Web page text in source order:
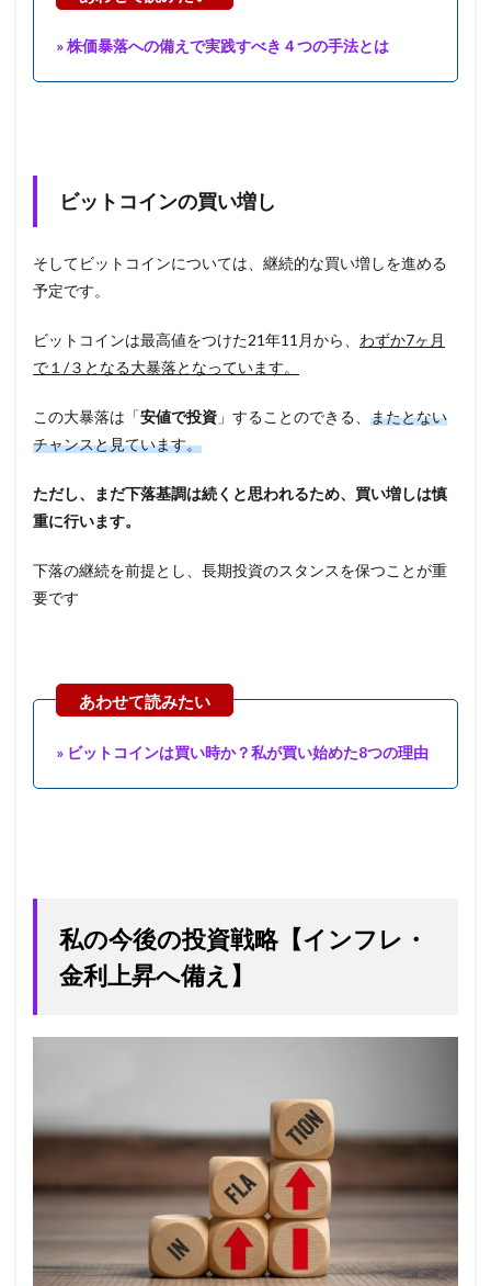
» 株価暴落への備えで実践すべき４つの手法とは
ビットコインの買い増し
そしてビットコインについては、継続的な買い増しを進める
予定です。
ビットコインは最高値をつけた21年11月から、 わずか7ヶ月
で１/３となる大暴落となっています。
この大暴落は「安値で投資 」することのできる、 またとない
チャンスと見ています。
ただし、まだ下落基調は続くと思われるため、買い増しは慎
重に行います。
下落の継続を前提とし、長期投資のスタンスを保つことが重
要です
» ビットコインは買い時か？私が買い始めた8つの理由
私の今後の投資戦略【インフレ・
金利上昇へ備え】